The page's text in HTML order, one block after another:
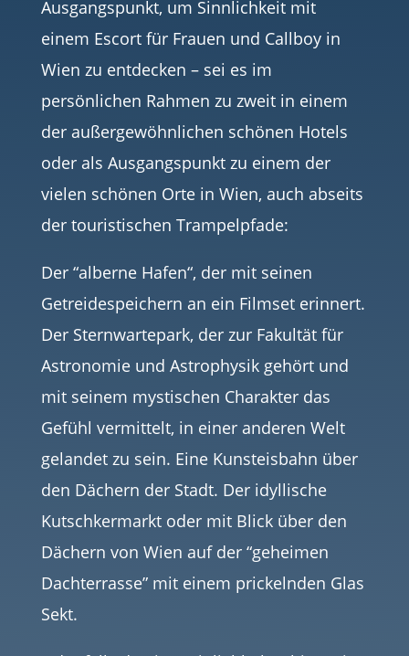
Ausgangspunkt, um Sinnlichkeit mit
einem Escort für Frauen und Callboy in
Wien zu entdecken – sei es im
persönlichen Rahmen zu zweit in einem
der außergewöhnlichen schönen Hotels
oder als Ausgangspunkt zu einem der
vielen schönen Orte in Wien, auch abseits
der touristischen Trampelpfade:
Der “alberne Hafen“, der mit seinen
Getreidespeichern an ein Filmset erinnert.
Der Sternwartepark, der zur Fakultät für
Astronomie und Astrophysik gehört und
mit seinem mystischen Charakter das
Gefühl vermittelt, in einer anderen Welt
gelandet zu sein. Eine Kunsteisbahn über
den Dächern der Stadt. Der idyllische
Kutschkermarkt oder mit Blick über den
Dächern von Wien auf der “geheimen
Dachterrasse” mit einem prickelnden Glas
Sekt.